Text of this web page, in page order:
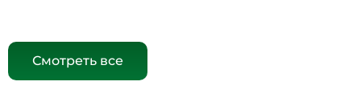
Смотреть все